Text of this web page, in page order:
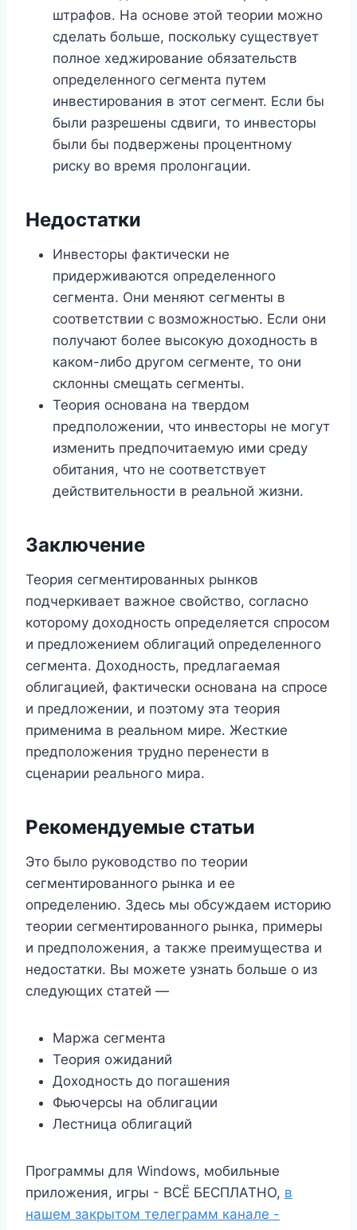
штрафов. На основе этой теории можно
сделать больше, поскольку существует
полное хеджирование обязательств
определенного сегмента путем
инвестирования в этот сегмент. Если бы
были разрешены сдвиги, то инвесторы
были бы подвержены процентному
риску во время пролонгации.
Недостатки
Инвесторы фактически не
придерживаются определенного
сегмента. Они меняют сегменты в
соответствии с возможностью. Если они
получают более высокую доходность в
каком-либо другом сегменте, то они
склонны смещать сегменты.
Теория основана на твердом
предположении, что инвесторы не могут
изменить предпочитаемую ими среду
обитания, что не соответствует
действительности в реальной жизни.
Заключение
Теория сегментированных рынков
подчеркивает важное свойство, согласно
которому доходность определяется спросом
и предложением облигаций определенного
сегмента. Доходность, предлагаемая
облигацией, фактически основана на спросе
и предложении, и поэтому эта теория
применима в реальном мире. Жесткие
предположения трудно перенести в
сценарии реального мира.
Рекомендуемые статьи
Это было руководство по теории
сегментированного рынка и ее
определению. Здесь мы обсуждаем историю
теории сегментированного рынка, примеры
и предположения, а также преимущества и
недостатки. Вы можете узнать больше о из
следующих статей —
Маржа сегмента
Теория ожиданий
Доходность до погашения
Фьючерсы на облигации
Лестница облигаций
Программы для Windows, мобильные
приложения, игры - ВСЁ БЕСПЛАТНО, в
нашем закрытом телеграмм канале -